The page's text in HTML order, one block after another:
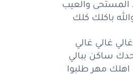
والعيب
باكلككلك
غاليغالي
المستحى والعيب
باكلك كلك
غالي غالي غالي
ساكن ببالي
اهلك مهر طلبوا